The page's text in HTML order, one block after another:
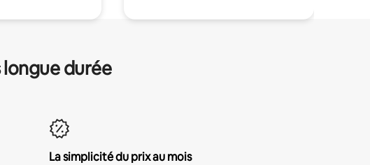
durée
La simplicité du prix au mois